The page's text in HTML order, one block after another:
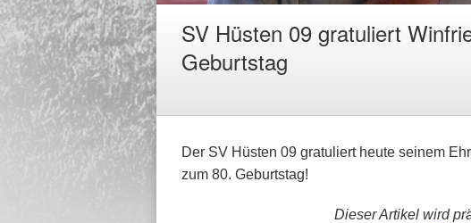
SV Hüsten 09 gratuliert
Geburtstag
Der SV Hüsten 09 gratuliert heute seinem
zum 80. Geburtstag!
Dieser Artikel wird